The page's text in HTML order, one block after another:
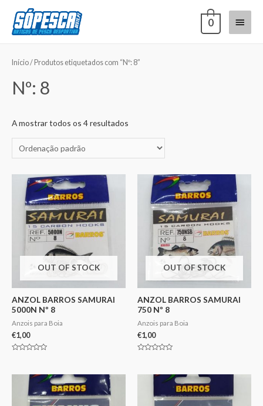
0
Início/ Produtos etiquetados com “Nº: 8”
Nº: 8
A mostrar todos os 4 resultados
OUT OF STOCK
ANZOL BARROS SAMURAI
5000N Nº 8
Anzois para Boia
€1,00
5
OUT OF STOCK
ANZOL BARROS SAMURAI
750 Nº 8
Anzois para Boia
€1,00
5